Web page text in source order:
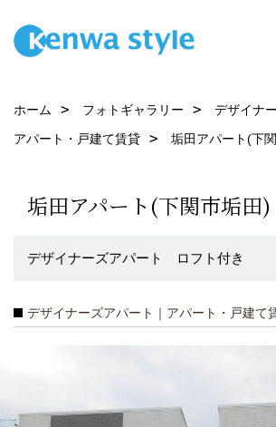
ホーム フォトギャラリー
デザイナ
アパート・戸建て賃貸
垢田アパート(下
垢田アパート(下関市垢田)
デザイナーズアパート ロフト付き
デザイナーズアパート｜アパート・戸建て